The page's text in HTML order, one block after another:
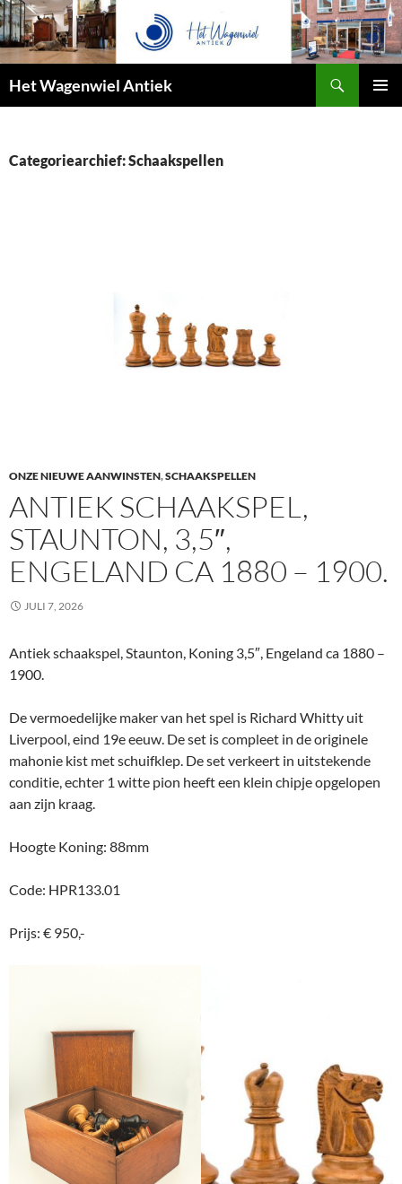
Het Wagenwiel Antiek
Categoriearchief: Schaakspellen
ONZE NIEUWE AANWINSTEN,SCHAAKSPELLEN
ANTIEK SCHAAKSPEL,
STAUNTON, 3,5″,
ENGELAND CA 1880 – 1900.
JULI 7, 2026
Antiek schaakspel, Staunton, Koning 3,5″, Engeland ca 1880 –
1900.
De vermoedelijke maker van het spel is Richard Whitty uit
Liverpool, eind 19e eeuw. De set is compleet in de originele
mahonie kist met schuifklep. De set verkeert in uitstekende
conditie, echter 1 witte pion heeft een klein chipje opgelopen
aan zijn kraag.
Hoogte Koning: 88mm
Code: HPR133.01
Prijs: € 950,-